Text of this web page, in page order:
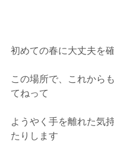
初めての春に大丈夫を
この場所で、これから
てねって
ようやく手を離れた気
たりします